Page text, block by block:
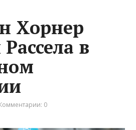
Хорнер
в
0